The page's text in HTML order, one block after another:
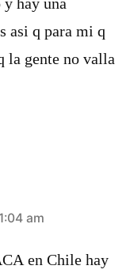
hay una
asi q para mi q
la gente no valla
am
en Chile hay